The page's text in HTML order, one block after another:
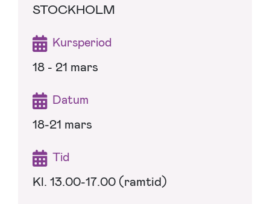
STOCKHOLM
Kursperiod
18 - 21 mars
Datum
18-21 mars
Tid
Kl. 13.00-17.00 (ramtid)